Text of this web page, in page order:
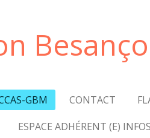
GBM CONTACT
ESPACE ADHÉRENT (E)